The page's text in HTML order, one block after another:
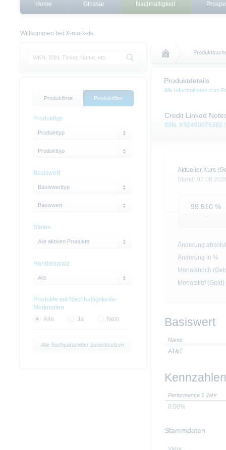
Home Glossar Nachhaltigkeit
Willkommen bei X-markets.
Produktdetails
Alle Informationen zum
Credit Linked
ISIN: XS0460076382
Aktueller Kurs
Stand:
99.510 %
--
Änderung absolut
Änderung in %
Monatshoch
Monatstief (Geld)
Basiswert
Name
AT&T
Kennzahlen
Performance 1 Jahr
0.00%
Stammdaten
Produktliste Produktfilter
Produkttyp
Produkttyp
Produkttyp
Basiswert
Basiswerttyp
Basiswert
Status
Alle aktiven Produkte
Handelsplatz
Alle
Produkte mit Nachhaltigskeits-
Merkmalen
Alle
Ja Nein
Alle Suchparameter zurücksetzen